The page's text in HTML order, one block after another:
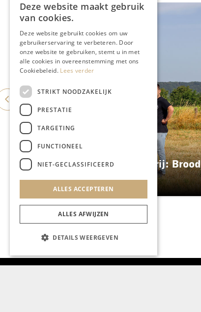
GASTRONOMIE
ES&C opent eigen bakkerij: Brood
Deze website maakt gebruik
van cookies.
Deze website gebruikt cookies om uw
gebruikerservaring te verbeteren. Door
onze website te gebruiken, stemt u in met
alle cookies in overeenstemming met ons
Cookiebeleid. Lees verder
STRIKT NOODZAKELIJK
PRESTATIE
TARGETING
FUNCTIONEEL
NIET-GECLASSIFICEERD
ALLES ACCEPTEREN
ALLES AFWIJZEN
DETAILS WEERGEVEN